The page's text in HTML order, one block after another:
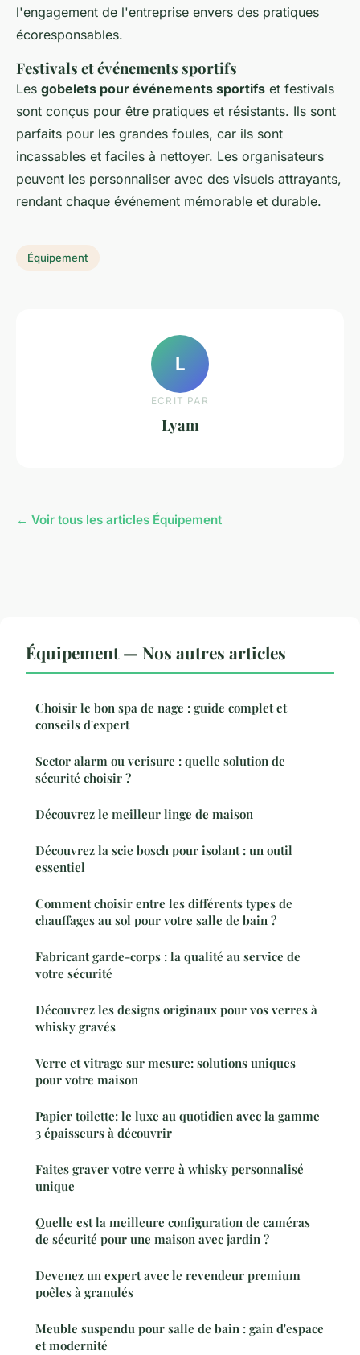
l'engagement de l'entreprise envers des pratiques
écoresponsables.
Festivals et événements sportifs
Les gobelets pour événements sportifs et festivals
sont conçus pour être pratiques et résistants. Ils sont
parfaits pour les grandes foules, car ils sont
incassables et faciles à nettoyer. Les organisateurs
peuvent les personnaliser avec des visuels attrayants,
rendant chaque événement mémorable et durable.
Équipement
L
ECRIT PAR
Lyam
← Voir tous les articles Équipement
Équipement — Nos autres articles
Choisir le bon spa de nage : guide complet et
conseils d'expert
Sector alarm ou verisure : quelle solution de
sécurité choisir ?
Découvrez le meilleur linge de maison
Découvrez la scie bosch pour isolant : un outil
essentiel
Comment choisir entre les différents types de
chauffages au sol pour votre salle de bain ?
Fabricant garde-corps : la qualité au service de
votre sécurité
Découvrez les designs originaux pour vos verres à
whisky gravés
Verre et vitrage sur mesure: solutions uniques
pour votre maison
Papier toilette: le luxe au quotidien avec la gamme
3 épaisseurs à découvrir
Faites graver votre verre à whisky personnalisé
unique
Quelle est la meilleure configuration de caméras
de sécurité pour une maison avec jardin ?
Devenez un expert avec le revendeur premium
poêles à granulés
Meuble suspendu pour salle de bain : gain d'espace
et modernité